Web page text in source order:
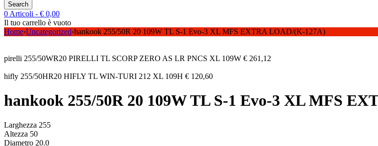
0 Articoli - € 0,00
Il tuo carrello è vuoto
Home›Uncategorized›hankook 255/50R 20 109W TL S-1 Evo-3 XL MFS EXTRA LOAD/(K-127A)
pirelli 255/50WR20 PIRELLI TL SCORP ZERO AS LR PNCS XL 109W € 261,12
hifly 255/50HR20 HIFLY TL WIN-TURI 212 XL 109H € 120,60
hankook 255/50R 20 109W TL S-1 Evo-3 XL MFS
Larghezza 255
Altezza 50
Diametro 20.0